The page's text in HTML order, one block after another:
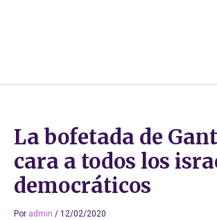
La bofetada de
cara a todos los
democráticos
Por admin / 12/02/2020